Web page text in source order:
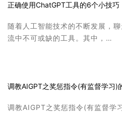
正确使用ChatGPT工具的6个小技巧
随着人工智能技术的不断发展，
流中不可或缺的工具。其中，…
调教AIGPT之奖惩指令(有监督学习)
调教AIGPT之奖惩指令(有监督学